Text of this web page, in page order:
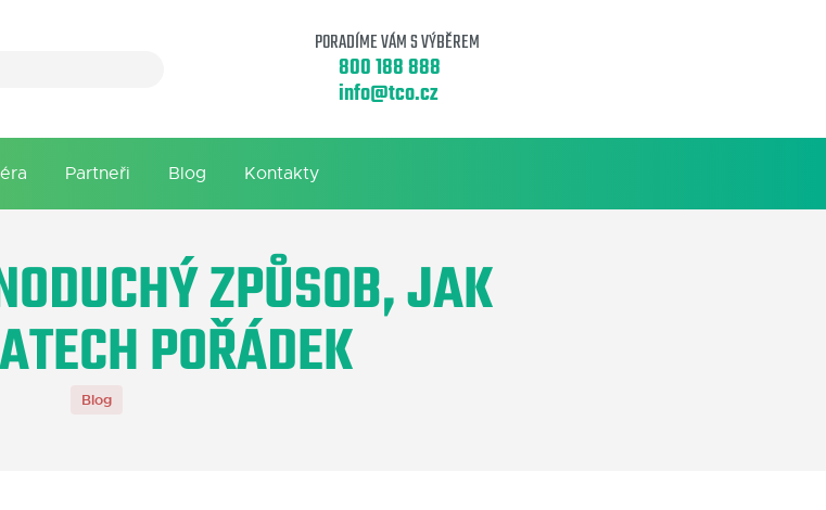
PORADÍME VÁM S VÝBĚREM
800 188 888
info@tco.cz
Partneři Blog Kontakty
ZPŮSOB, JAK
POŘÁDEK
Blog